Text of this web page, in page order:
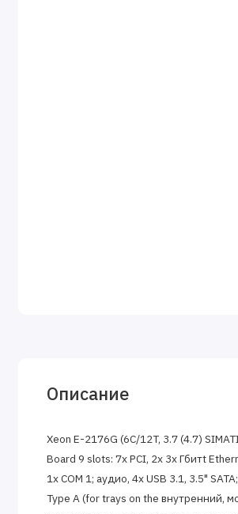
Описание
Xeon E-2176G (6C/12T, 3.7 (4.7)
Board 9 slots: 7x PCI, 2x 3x Гбитt
1x COM 1; аудио, 4x USB 3.1, 3.5"
Type A (for trays on the внутренний,